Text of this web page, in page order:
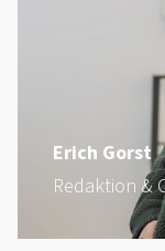
Erich Gorst
Redaktion &